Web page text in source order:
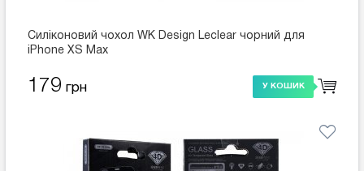
Силіконовий чохол WK Design Leclear чорний для
iPhone XS Max
179 грн У КОШИК